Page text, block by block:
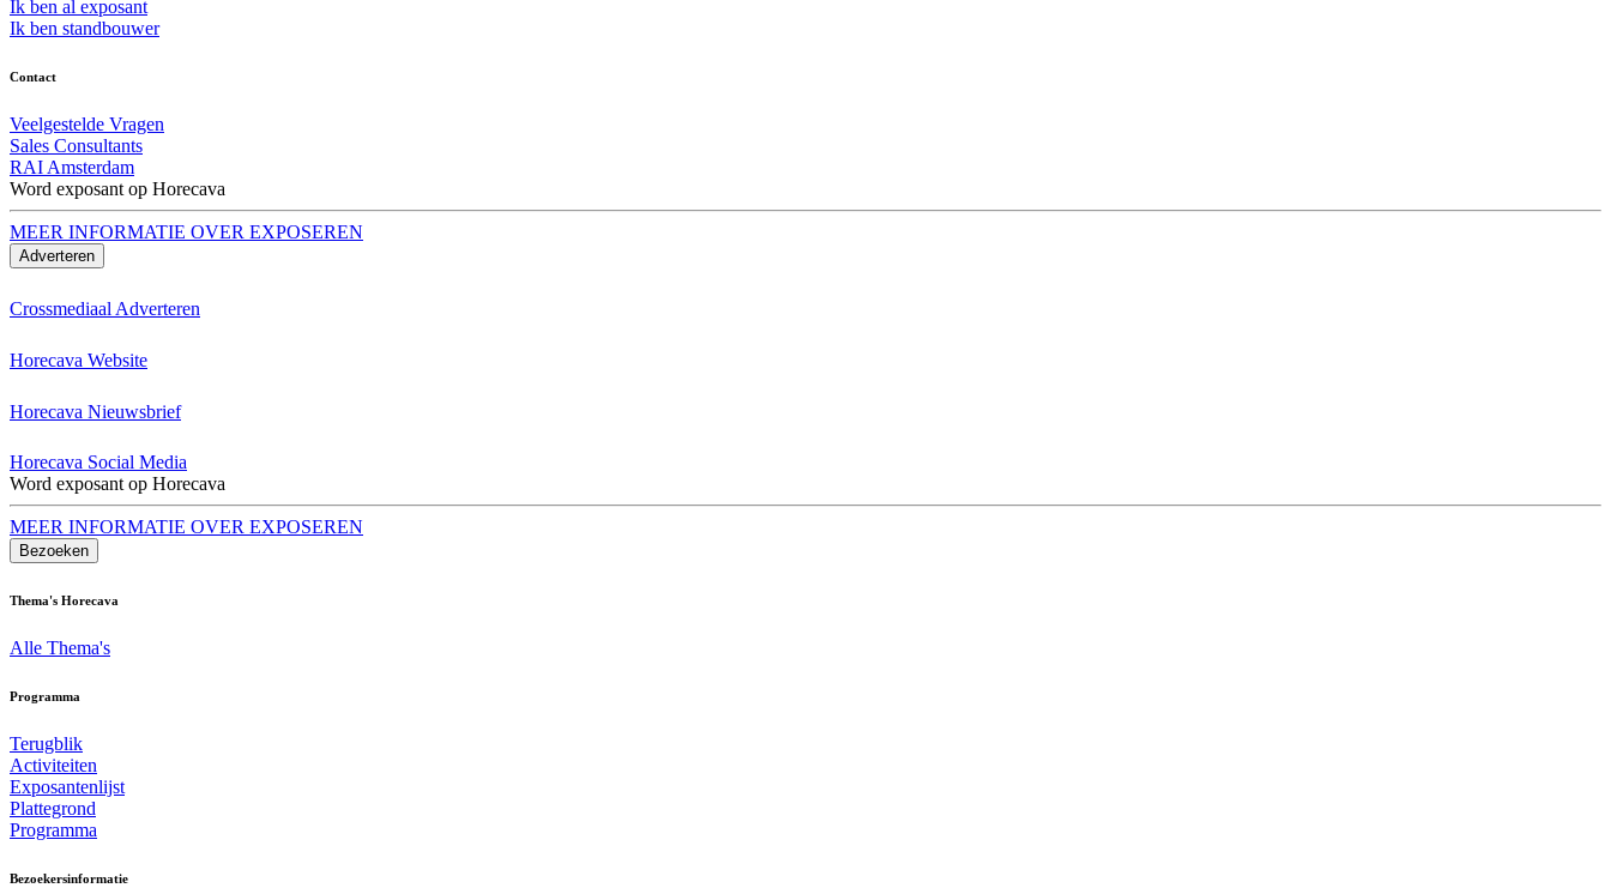
Ik ben al exposant
Ik ben standbouwer
Contact
Veelgestelde Vragen
Sales Consultants
RAI Amsterdam
Word exposant op Horecava
MEER INFORMATIE OVER EXPOSEREN
Adverteren
Crossmediaal Adverteren
Horecava Website
Horecava Nieuwsbrief
Horecava Social Media
Word exposant op Horecava
MEER INFORMATIE OVER EXPOSEREN
Bezoeken
Thema's Horecava
Alle Thema's
Programma
Terugblik
Activiteiten
Exposantenlijst
Plattegrond
Programma
Bezoekersinformatie